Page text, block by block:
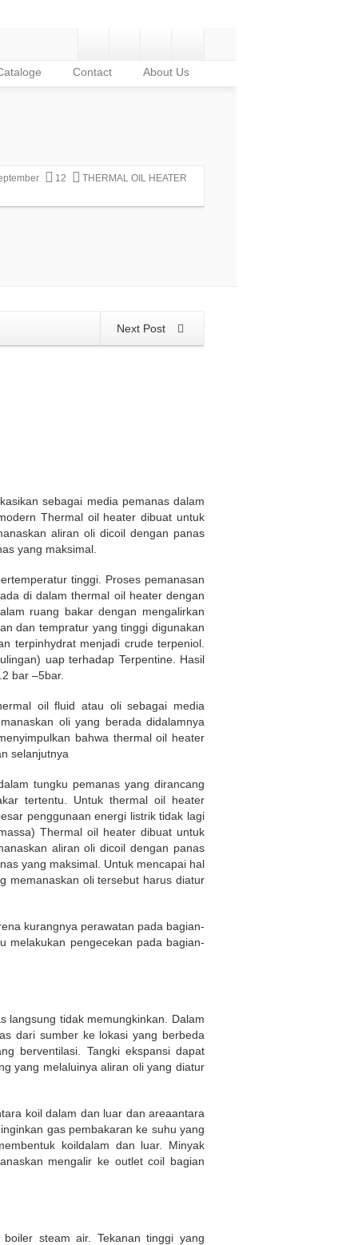
Contact About Us
12
THERMAL OIL HEATER
Next Post
sebagai media pemanas dalam
Thermal oil heater dibuat untuk
aliran oli dicoil dengan panas
yang maksimal.
tinggi. Proses pemanasan
di dalam thermal oil heater dengan
ruang bakar dengan mengalirkan
dan tempratur yang tinggi digunakan
terpinhydrat menjadi crude terpeniol.
uap terhadap Terpentine. Hasil
bar –5bar.
oil fluid atau oli sebagai media
oli yang berada didalamnya
bahwa thermal oil heater
selanjutnya
tungku pemanas yang dirancang
tertentu. Untuk thermal oil heater
penggunaan energi listrik tidak lagi
Thermal oil heater dibuat untuk
aliran oli dicoil dengan panas
yang maksimal. Untuk mencapai hal
memanaskan oli tersebut harus diatur
kurangnya perawatan pada bagian-
melakukan pengecekan pada bagian-
langsung tidak memungkinkan. Dalam
dari sumber ke lokasi yang berbeda
berventilasi. Tangki ekspansi dapat
yang melaluinya aliran oli yang diatur
koil dalam dan luar dan areaantara
gas pembakaran ke suhu yang
koildalam dan luar. Minyak
mengalir ke outlet coil bagian
steam air. Tekanan tinggi yang